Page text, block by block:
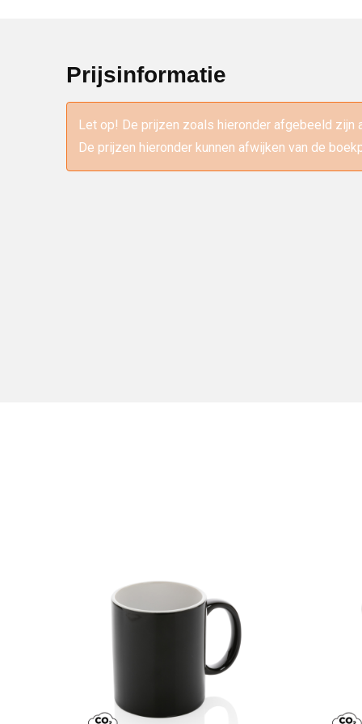
Prijsinformatie
Let op! De prijzen zoals hieronder afgebeeld zijn
De prijzen hieronder kunnen afwijken van de